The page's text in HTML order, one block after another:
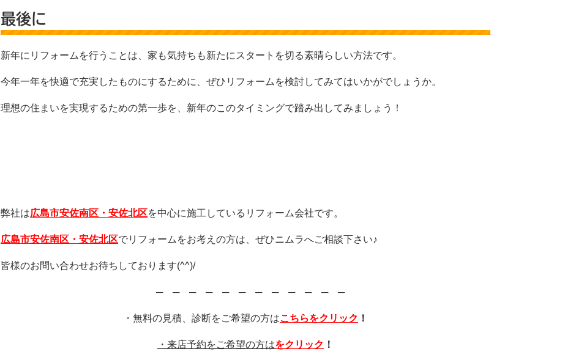
最後に
新年にリフォームを行うことは、家も気持ちも新たにスタートを切る素晴らしい方法です。
今年一年を快適で充実したものにするために、ぜひリフォームを検討してみてはいかがでしょうか。
理想の住まいを実現するための第一歩を、新年のこのタイミングで踏み出してみましょう！
弊社は広島市安佐南区・安佐北区を中心に施工しているリフォーム会社です。
広島市安佐南区・安佐北区でリフォームをお考えの方は、ぜひニムラへご相談下さい♪
皆様のお問い合わせお待ちしております(^^)/
─ ─ ─ ─ ─ ─ ─ ─ ─ ─ ─ ─
・無料の見積、診断をご希望の方はこちらをクリック ！
・来店予約をご希望の方はをクリック ！